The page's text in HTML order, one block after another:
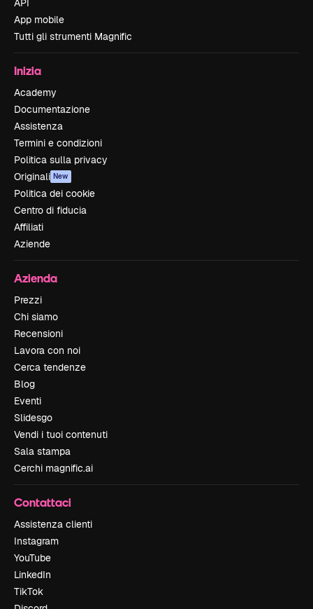
API
App mobile
Tutti gli strumenti Magnific
Inizia
Academy
Documentazione
Assistenza
Termini e condizioni
Politica sulla privacy
Originali New
Politica dei cookie
Centro di fiducia
Affiliati
Aziende
Azienda
Prezzi
Chi siamo
Recensioni
Lavora con noi
Cerca tendenze
Blog
Eventi
Slidesgo
Vendi i tuoi contenuti
Sala stampa
Cerchi magnific.ai
Contattaci
Assistenza clienti
Instagram
YouTube
LinkedIn
TikTok